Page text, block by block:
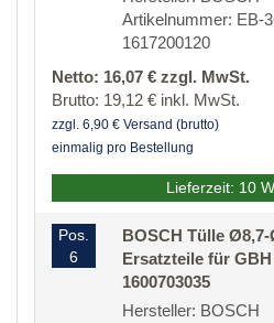
Artikelnummer: EB-
1617200120
Netto: 16,07 € zzgl. MwSt.
Brutto: 19,12 € inkl. MwSt.
zzgl. 6,90 € Versand (brutto)
einmalig pro Bestellung
Lieferzeit: 10
Pos.
6
BOSCH Tülle
Ersatzteile für GBH
1600703035
Hersteller: BOSCH